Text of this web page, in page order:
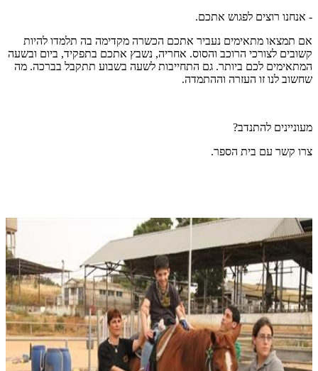
- אנחנו רוצים לפגוש אתכם.
אם תמצאו מתאימים נעביר אתכם הכשרה מקדימה בה תלמדו להיות
קשובים לצורכי הרוכב והסוס. אחריה, נשבץ אתכם בתפקיד, ביום ובשעה
המתאימים לכם ביותר. גם התחייבות לשעה בשבוע תתקבל בברכה. מה
שחשוב לנו זו העזרה וההתמדה.
מעוניינים להתנדב?
צרו קשר עם בית הספר.